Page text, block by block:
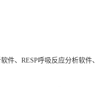
件、RESP呼吸反应分析软件、